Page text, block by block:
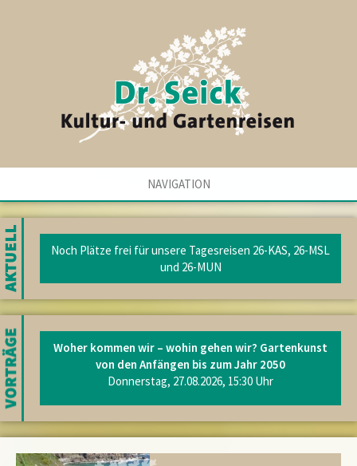
NAVIGATION
Noch Plätze frei für unsere Tagesreisen 26-KAS, 26-MSL
und 26-MUN
Woher kommen wir – wohin gehen wir? Gartenkunst
von den Anfängen bis zum Jahr 2050
Donnerstag, 27.08.2026, 15:30 Uhr